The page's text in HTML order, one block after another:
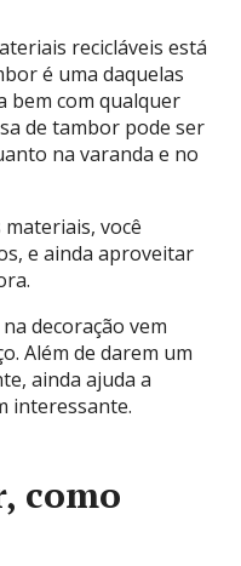
recicláveis está
é uma daquelas
bem com qualquer
de tambor pode ser
na varanda e no
você
e ainda aproveitar
decoração vem
Além de darem um
ainda ajuda a
interessante.
como